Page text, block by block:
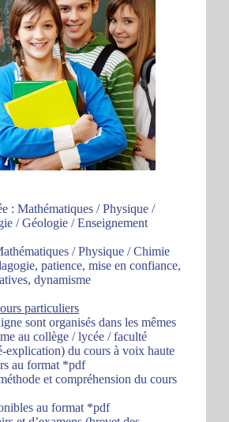
: Mathématiques / Physique /
/ Géologie / Enseignement
/ Physique / Chimie
patience, mise en confiance,
dynamisme
particuliers
sont organisés dans les mêmes
au collège / lycée / faculté
explication) du cours à voix haute
au format *pdf
et compréhension du cours
au format *pdf